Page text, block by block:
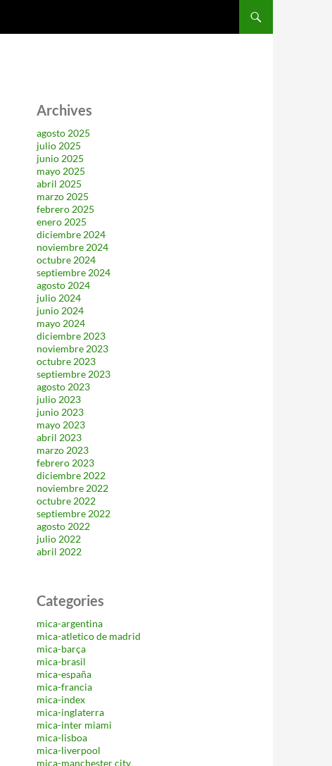
Archives
agosto 2025
julio 2025
junio 2025
mayo 2025
abril 2025
marzo 2025
febrero 2025
enero 2025
diciembre 2024
noviembre 2024
octubre 2024
septiembre 2024
agosto 2024
julio 2024
junio 2024
mayo 2024
diciembre 2023
noviembre 2023
octubre 2023
septiembre 2023
agosto 2023
julio 2023
junio 2023
mayo 2023
abril 2023
marzo 2023
febrero 2023
diciembre 2022
noviembre 2022
octubre 2022
septiembre 2022
agosto 2022
julio 2022
abril 2022
Categories
mica-argentina
mica-atletico de madrid
mica-barça
mica-brasil
mica-españa
mica-francia
mica-index
mica-inglaterra
mica-inter miami
mica-lisboa
mica-liverpool
mica-manchester city